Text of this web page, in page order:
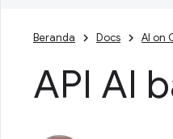
Beranda Docs AI on
API AI